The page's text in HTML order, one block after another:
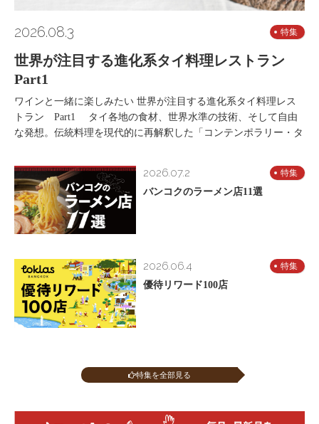
2026.08.3 特集
世界が注目する進化系タイ料理レストラン
Part1
ワインと一緒に楽しみたい 世界が注目する進化系タイ料理レス
トラン Part1 タイ各地の食材、世界水準の技術、そして自由
な発想。伝統料理を現代的に再解釈した「コンテンポラリー・タ
2026.07.2 特集
バンコクのラーメン店11選
2026.06.4 特集
優待リワード100店
特集を全部見る